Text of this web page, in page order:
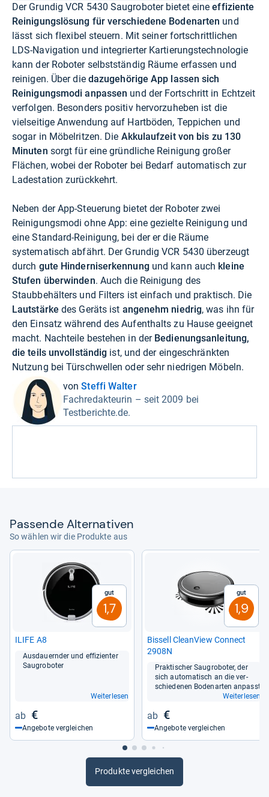
Der Grundig VCR 5430 Saugroboter bietet eine effiziente
Reinigungslösung für verschiedene Bodenarten und
lässt sich flexibel steuern. Mit seiner fortschrittlichen
LDS-Navigation und integrierter Kartierungstechnologie
kann der Roboter selbstständig Räume erfassen und
reinigen. Über die dazugehörige App lassen sich
Reinigungsmodi anpassen und der Fortschritt in Echtzeit
verfolgen. Besonders positiv hervorzuheben ist die
vielseitige Anwendung auf Hartböden, Teppichen und
sogar in Möbelritzen. Die Akkulaufzeit von bis zu 130
Minuten sorgt für eine gründliche Reinigung großer
Flächen, wobei der Roboter bei Bedarf automatisch zur
Ladestation zurückkehrt.
Neben der App-Steuerung bietet der Roboter zwei
Reinigungsmodi ohne App: eine gezielte Reinigung und
eine Standard-Reinigung, bei der er die Räume
systematisch abfährt. Der Grundig VCR 5430 überzeugt
durch gute Hinderniserkennung und kann auch kleine
Stufen überwinden. Auch die Reinigung des
Staubbehälters und Filters ist einfach und praktisch. Die
Lautstärke des Geräts ist angenehm niedrig, was ihn für
den Einsatz während des Aufenthalts zu Hause geeignet
macht. Nachteile bestehen in der Bedienungsanleitung,
die teils unvollständig ist, und der eingeschränkten
Nutzung bei Türschwellen oder sehr niedrigen Möbeln.
vonSteffi Walter
Fachredakteurin – seit 2009 bei
Testberichte.de.
Pas­sende Alter­na­ti­ven
So wählen wir die Produkte aus
Gut
1,7
ILIFE A8
Aus­dau­ern­der und effi­zi­en­ter
Sau­gro­bo­ter
Weiterlesen
€
Angebote vergleichen
Gut
1,9
Bis­sell Clean­View Connect
2908N
Prak­ti­scher Sau­gro­bo­ter, der
sich auto­ma­tisch an die ver­
schie­de­nen Boden­ar­ten anpasst
Weiterlesen
€
Angebote vergleichen
Produkte vergleichen